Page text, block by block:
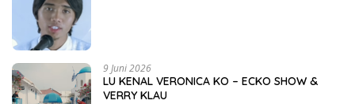
9 Juni 2026
LU KENAL VERONICA KO – ECKO SHOW &
VERRY KLAU